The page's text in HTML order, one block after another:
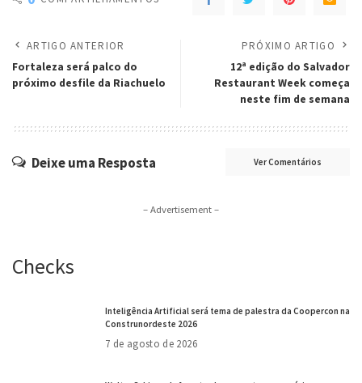
ARTIGO ANTERIOR
Fortaleza será palco do
próximo desfile da Riachuelo
PRÓXIMO ARTIGO
12ª edição do Salvador
Restaurant Week começa
neste fim de semana
Deixe uma Resposta Ver Comentários
– Advertisement –
Checks
Inteligência Artificial será tema de palestra da Coopercon na
Construnordeste 2026
7 de agosto de 2026